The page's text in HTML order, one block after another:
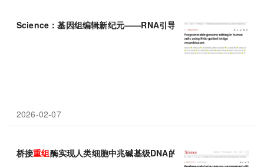
Science：基因组编辑新纪元——RNA引导的桥接重组酶
2026-02-07
桥接重组酶实现人类细胞中兆碱基级DNA的精准重排